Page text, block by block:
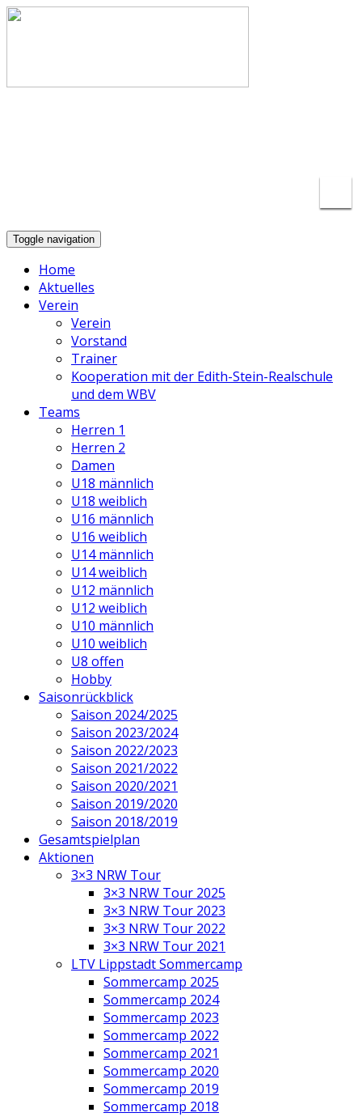
Toggle navigation
Home
Aktuelles
Verein
Verein
Vorstand
Trainer
Kooperation mit der Edith-Stein-Realschule
und dem WBV
Teams
Herren 1
Herren 2
Damen
U18 männlich
U18 weiblich
U16 männlich
U16 weiblich
U14 männlich
U14 weiblich
U12 männlich
U12 weiblich
U10 männlich
U10 weiblich
U8 offen
Hobby
Saisonrückblick
Saison 2024/2025
Saison 2023/2024
Saison 2022/2023
Saison 2021/2022
Saison 2020/2021
Saison 2019/2020
Saison 2018/2019
Gesamtspielplan
Aktionen
3×3 NRW Tour
3×3 NRW Tour 2025
3×3 NRW Tour 2023
3×3 NRW Tour 2022
3×3 NRW Tour 2021
LTV Lippstadt Sommercamp
Sommercamp 2025
Sommercamp 2024
Sommercamp 2023
Sommercamp 2022
Sommercamp 2021
Sommercamp 2020
Sommercamp 2019
Sommercamp 2018